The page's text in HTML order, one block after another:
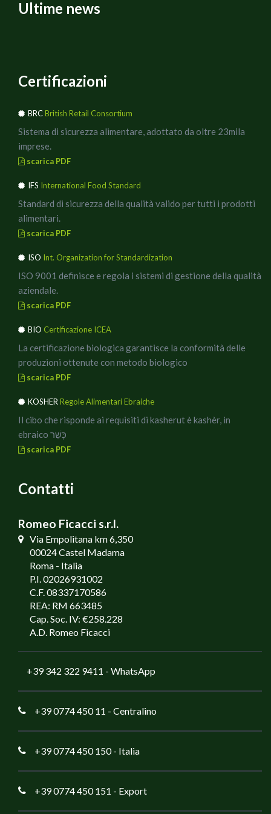
Ultime news
Certificazioni
BRCBritish Retail Consortium
Sistema di sicurezza alimentare, adottato da oltre 23mila
imprese.
scarica PDF
IFS International Food Standard
Standard di sicurezza della qualità valido per tutti i prodotti
alimentari.
scarica PDF
ISO Int. Organization for Standardization
ISO 9001 definisce e regola i sistemi di gestione della qualità
aziendale.
scarica PDF
BIO Certificazione ICEA
La certificazione biologica garantisce la conformità delle
produzioni ottenute con metodo biologico
scarica PDF
KOSHER Regole Alimentari Ebraiche
Il cibo che risponde ai requisiti di kasherut è kashèr, in
ebraico כָּשֵׁר
scarica PDF
Contatti
Romeo Ficacci s.r.l.
Via Empolitana km 6,350
00024 Castel Madama
Roma - Italia
P.I. 02026931002
C.F. 08337170586
REA: RM 663485
Cap. Soc. IV: €258.228
A.D. Romeo Ficacci
+39 342 322 9411 - WhatsApp
+39 0774 450 11 - Centralino
+39 0774 450 150- Italia
+39 0774 450 151 - Export